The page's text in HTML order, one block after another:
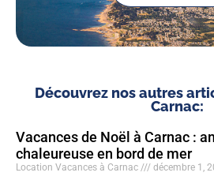
Découvrez nos autres
Carnac:
Vacances de Noël à Carnac :
chaleureuse en bord de mer
Location Vacances à Carnac décembre 1,